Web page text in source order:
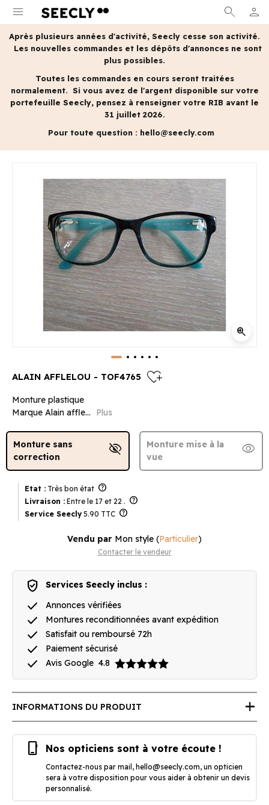
menu search person
MON
Après plusieurs années d'activité, Seecly cesse son activité.
Les nouvelles commandes et les dépôts d'annonces ne sont
plus possibles.
Toutes les commandes en cours seront traitées
normalement. Si vous avez de l'argent disponible sur votre
portefeuille Seecly, pensez à renseigner votre RIB avant le
31 juillet 2026.
Pour toute question : hello@seecly.com
zoom_in
ALAIN AFFLELOU - TOF4765 heart_plus
Monture plastique
Marque Alain affle...
Plus
Monture sans
correction
visibility_off
Monture mise à la
vue
visibility
Etat : Très bon état help
Livraison : Entre le 17 et 22 . help
Service Seecly 5.90 TTC help
Vendu par Mon style (Particulier)
Contacter le vendeur
verified_user Services Seecly inclus :
done Annonces vérifiées
done Montures reconditionnées avant expédition
done Satisfait ou remboursé 72h
done Paiement sécurisé
done Avis Google 4.8
INFORMATIONS DU PRODUIT add
phone_iphone Nos opticiens sont à votre écoute !
Contactez-nous par mail, hello@seecly.com, un opticien
sera à votre disposition pour vous aider à obtenir un devis
personnalisé.